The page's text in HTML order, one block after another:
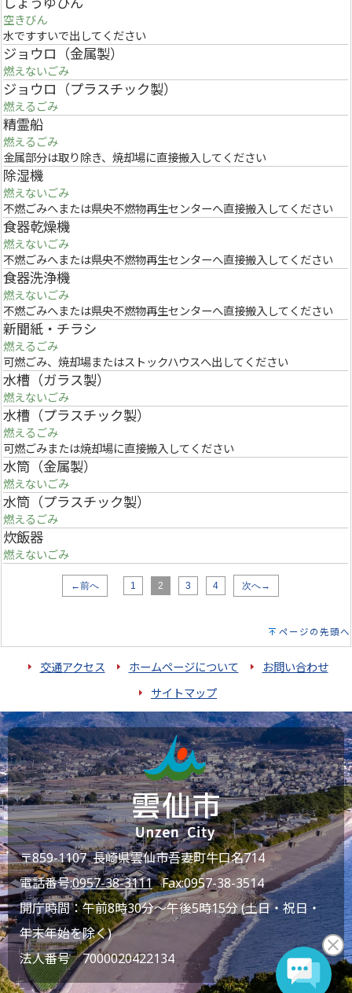
空きびん
水ですすいで出してください
ジョウロ（金属製）
燃えないごみ
ジョウロ（プラスチック製）
燃えるごみ
精霊船
燃えるごみ
金属部分は取り除き、焼却場に直接搬入してください
除湿機
燃えないごみ
不燃ごみへまたは県央不燃物再生センターへ直接搬入してください
食器乾燥機
燃えないごみ
不燃ごみへまたは県央不燃物再生センターへ直接搬入してください
食器洗浄機
燃えないごみ
不燃ごみへまたは県央不燃物再生センターへ直接搬入してください
新聞紙・チラシ
燃えるごみ
可燃ごみ、焼却場またはストックハウスへ出してください
水槽（ガラス製）
燃えないごみ
水槽（プラスチック製）
燃えるごみ
可燃ごみまたは焼却場に直接搬入してください
水筒（金属製）
燃えないごみ
水筒（プラスチック製）
燃えるごみ
炊飯器
燃えないごみ
←前へ 1 2 3 4 次へ→
ページの先頭へ
交通アクセス ホームページについて
お問い合わせ
サイトマップ
〒859-1107 長崎県雲仙市吾妻町牛口名714
電話番号:0957-38-3111Fax:0957-38-3514
開庁時間：午前8時30分～午後5時15分 (土日・祝日・
年末年始を除く)
法人番号 7000020422134